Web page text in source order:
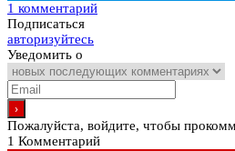
1 комментарий
Подписаться
авторизуйтесь
Уведомить о
Пожалуйста, войдите, чтобы
1 Комментарий